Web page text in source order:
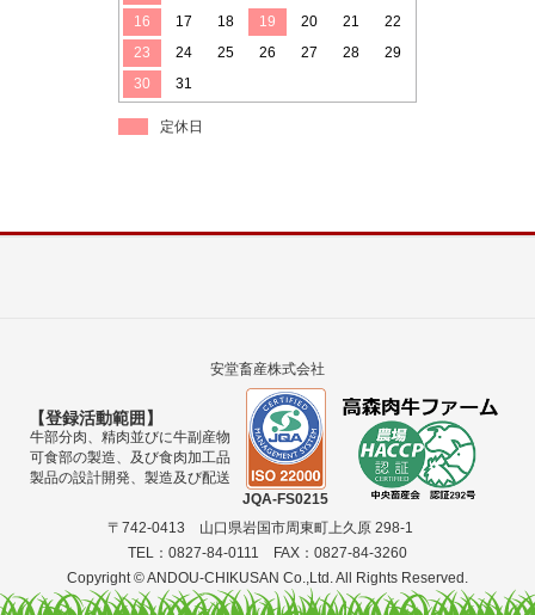
16
17 18 19 20 21
22
23
24 25 26 27 28
29
30
31
定休日
安堂畜産株式会社
【登録活動範囲】
牛部分肉、精肉並びに牛副産物
可食部の製造、及び食肉加工品
製品の設計開発、製造及び配送
JQA-FS0215
〒742-0413 山口県岩国市周東町上久原 298-1
TEL：0827-84-0111 FAX：0827-84-3260
Copyright © ANDOU-CHIKUSAN Co.,Ltd. All Rights Reserved.